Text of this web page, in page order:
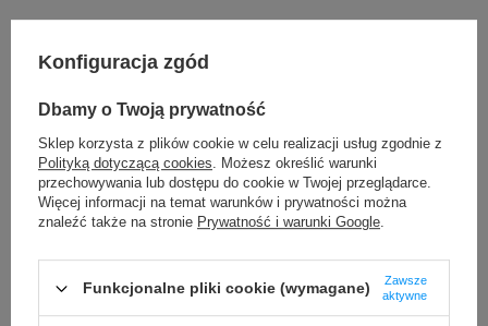
Drukarka etykiet Zebra
ZD421D 300 dpi / do 104
mm / PC / Mac / BT / USB
Pakiet e-commerce Pro z
drukarką etykiet GoDEX
DT4x
Konfiguracja zgód
Dbamy o Twoją prywatność
Sklep korzysta z plików cookie w celu realizacji usług zgodnie z
Polityką dotyczącą cookies. Możesz określić warunki
przechowywania lub dostępu do cookie w Twojej przeglądarce.
Więcej informacji na temat warunków i prywatności można
znaleźć także na stronie Prywatność i warunki Google.
Funkcjonalne pliki cookie (wymagane)
Zawsze
aktywne